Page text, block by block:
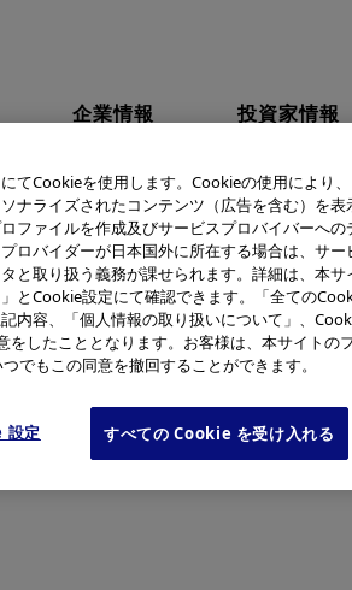
企業情報 投資家情報
ーツエールカン
てCookieを使用します。Cookieの使用により
ナライズされたコンテンツ（広告を含む）を表
ファイルを作成及びサービスプロバイバーへの
ロバイダーが日本国外に所在する場合は、サー
と取り扱う義務が課せられます。詳細は、本サ
とCookie設定にて確認できます。「全ての
内容、「個人情報の取り扱いについて」、
をしたこととなります。お客様は、本サイトの
でもこの同意を撤回することができます。
設定 すべての Cookie を受け入れる